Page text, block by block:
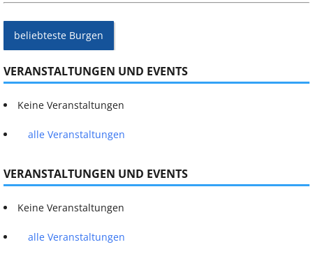
beliebteste Burgen
VERANSTALTUNGEN UND EVENTS
Keine Veranstaltungen
alle Veranstaltungen
VERANSTALTUNGEN UND EVENTS
Keine Veranstaltungen
alle Veranstaltungen